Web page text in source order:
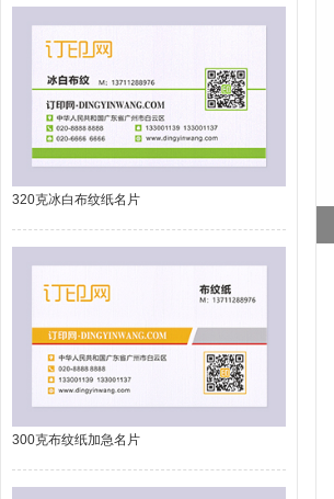
320克冰白布纹纸名片
300克布纹纸加急名片